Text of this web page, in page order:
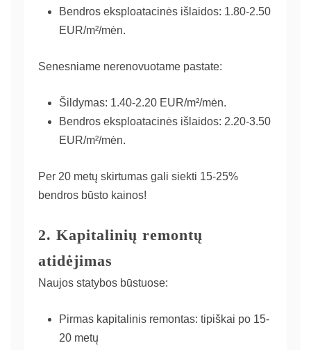
Bendros eksploatacinės išlaidos: 1.80-2.50
EUR/m²/mėn.
Senesniame nerenovuotame pastate:
Šildymas: 1.40-2.20 EUR/m²/mėn.
Bendros eksploatacinės išlaidos: 2.20-3.50
EUR/m²/mėn.
Per 20 metų skirtumas gali siekti 15-25%
bendros būsto kainos!
2. Kapitalinių remontų
atidėjimas
Naujos statybos būstuose:
Pirmas kapitalinis remontas: tipiškai po 15-
20 metų